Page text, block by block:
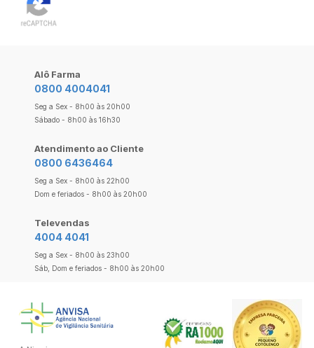
Alô Farma
0800 4004041
Seg a Sex - 8h00 às 20h00
Sábado - 8h00 às 16h30
Atendimento ao Cliente
0800 6436464
Seg a Sex - 8h00 às 22h00
Dom e feriados - 8h00 às 20h00
Televendas
4004 4041
Seg a Sex - 8h00 às 23h00
Sáb, Dom e feriados - 8h00 às 20h00